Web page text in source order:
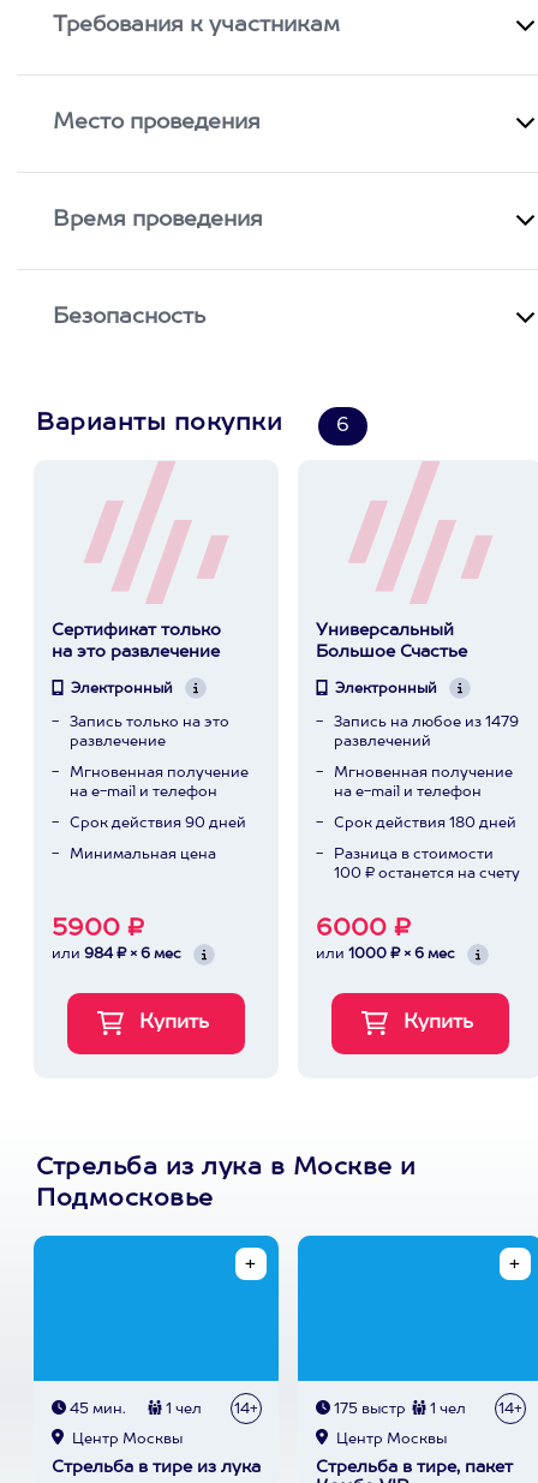
Требования к участникам
Место проведения
Время проведения
Безопасность
Варианты покупки 6
Сертификат только
на это развлечение
Электронный
Запись только на это
развлечение
Мгновенная получение
на e-mail и телефон
Срок действия 90 дней
Минимальная цена
5900 ₽
или 984 ₽ × 6 мес
Универсальный
Большое Счастье
Электронный
Запись на любое из 1479
развлечений
Мгновенная получение
на e-mail и телефон
Срок действия 180 дней
Разница в стоимости
100 ₽ останется на счету
6000 ₽
или 1000 ₽ × 6 мес
Стрельба из лука в Москве и
Подмосковье
45 мин. 1 чел 14+
Центр Москвы
Стрельба в тире из лука
175 выстр 1 чел 14+
Центр Москвы
Стрельба в тире, пакет